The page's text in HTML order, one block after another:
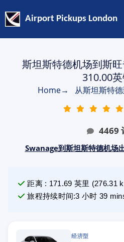
Airport Pickups London
斯坦斯特德机场到斯
310.00
Home→ 从斯坦斯特
4469
Swanage到斯坦斯特德机场
距离: 171.69 英里 (276.31
旅程持续时间:3 小时 39
经济型